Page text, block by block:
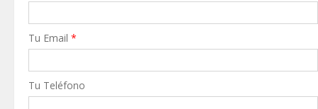
Tu Email *
Tu Teléfono